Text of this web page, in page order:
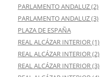
PARLAMENTO ANDALUZ (2)
PARLAMENTO ANDALUZ (3)
PLAZA DE ESPAÑA
REAL ALCÁZAR INTERIOR (1)
REAL ALCÁZAR INTERIOR (2)
REAL ALCÁZAR INTERIOR (3)